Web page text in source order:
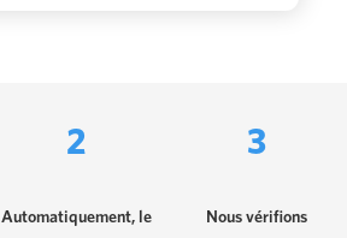
2
Automatiquement, le
3
Nous vérifions